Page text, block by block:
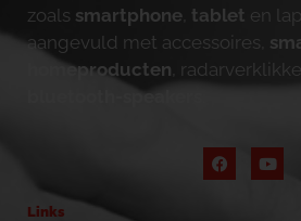
zoals smartphone tablet en
aangevuld met accessoires,
homeproducten ,
bluetooth-speakers
Links